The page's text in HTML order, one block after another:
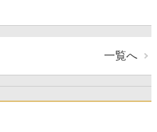
一覧へ